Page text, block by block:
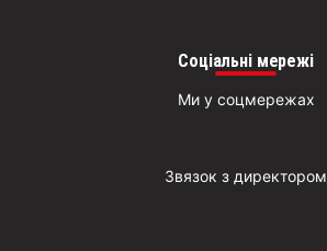
Соціальні мережі
Ми у соцмережах
Звязок з директором